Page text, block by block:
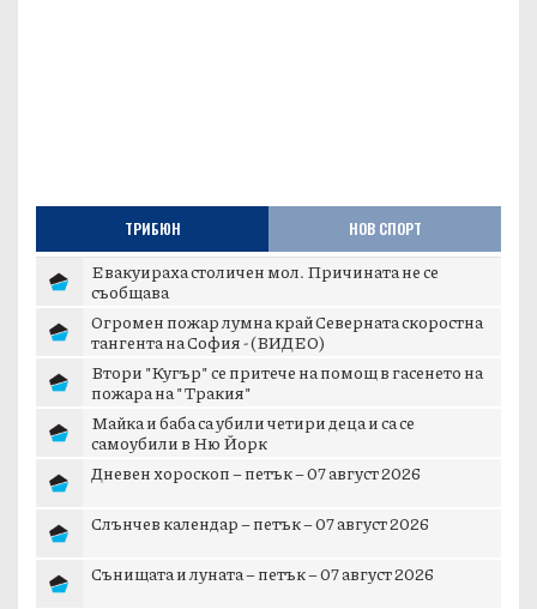
ТРИБЮН НОВ СПОРТ
Евакуираха столичен мол. Причината не се
съобщава
Огромен пожар лумна край Северната скоростна
тангента на София - (ВИДЕО)
Втори "Кугър" се притече на помощ в гасенето на
пожара на "Тракия"
Майка и баба са убили четири деца и са се
самоубили в Ню Йорк
Дневен хороскоп – петък – 07 август 2026
Слънчев календар – петък – 07 август 2026
Сънищата и луната – петък – 07 август 2026